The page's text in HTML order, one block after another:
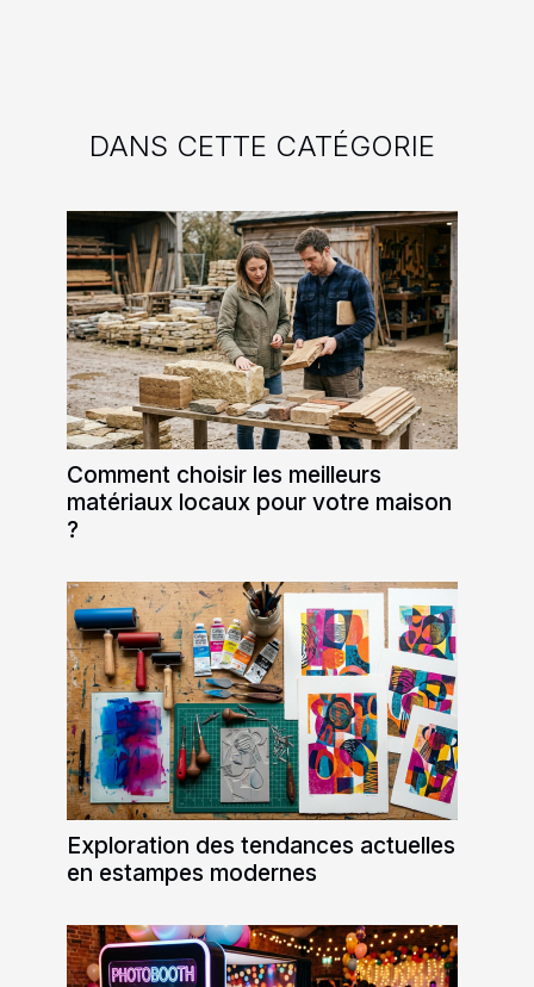
DANS CETTE CATÉGORIE
Comment choisir les meilleurs
matériaux locaux pour votre maison
?
Exploration des tendances actuelles
en estampes modernes